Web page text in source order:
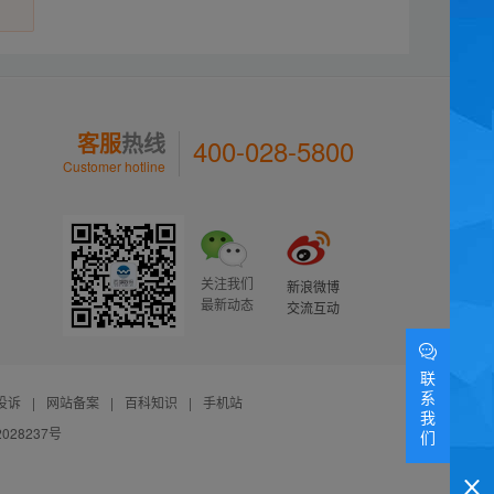
客服热线
Customer hotline 400-028-5800
关注我们
最新动态
新浪微博
交流互动
诉 | 网站备案 | 百科知识 |
手机站
号
联
系
我
们